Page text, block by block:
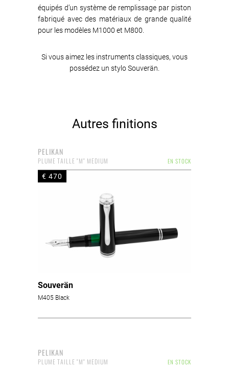
équipés d’un système de remplissage par piston
fabriqué avec des matériaux de grande qualité
pour les modèles M1000 et M800.
Si vous aimez les instruments classiques, vous
possédez un stylo Souverän.
Autres finitions
PELIKAN
EN STOCK
PLUME TAILLE "M" MEDIUM
€ 470
Souverän
M405 Black
PELIKAN
EN STOCK
PLUME TAILLE "M" MEDIUM